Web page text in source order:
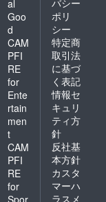
al
Goo
d
CAM
PFI
RE
for
Ente
rtain
men
t
CAM
PFI
RE
for
バシー
ポリ
シー
特定商
取引法
に基づ
く表記
情報セ
キュリ
ティ方
針
反社基
本方針
カスタ
マーハ
ラスメ